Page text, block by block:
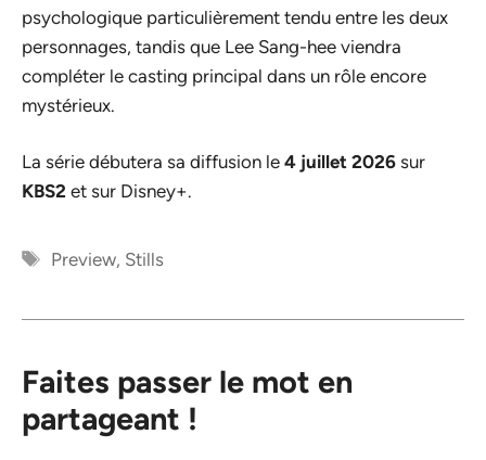
psychologique particulièrement tendu entre les deux
personnages, tandis que Lee Sang-hee viendra
compléter le casting principal dans un rôle encore
mystérieux.
La série débutera sa diffusion le 4 juillet 2026 sur
KBS2 et sur Disney+.
Étiquettes
Preview, Stills
Faites passer le mot en
partageant !